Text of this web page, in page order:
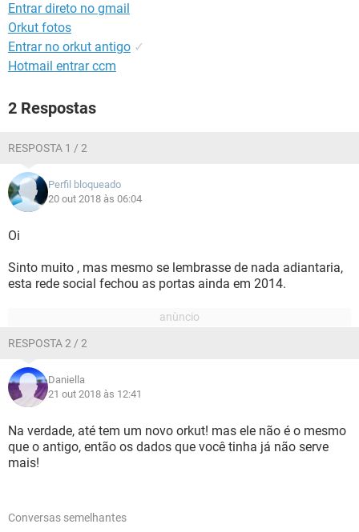
Entrar direto no gmail
Orkut fotos
Entrar no orkut antigo ✓
Hotmail entrar ccm
2 Respostas
RESPOSTA 1 / 2
Perfil bloqueado
20 out 2018 às 06:04
Oi
Sinto muito , mas mesmo se lembrasse de nada adiantaria,
esta rede social fechou as portas ainda em 2014.
RESPOSTA 2 / 2
Daniella
21 out 2018 às 12:41
Na verdade, até tem um novo orkut! mas ele não é o mesmo
que o antigo, então os dados que você tinha já não serve
mais!
Conversas semelhantes